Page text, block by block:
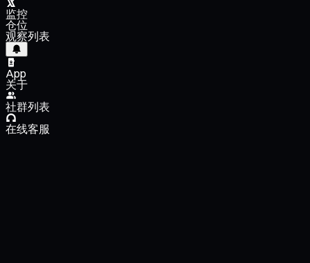
监控
仓位
观察列表
App
关于
社群列表
在线客服